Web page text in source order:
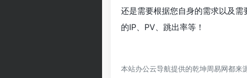
还是需要根据您自身的需求以及
的IP、PV、跳出率等！
本站办公云导航提供的乾坤周易网都来